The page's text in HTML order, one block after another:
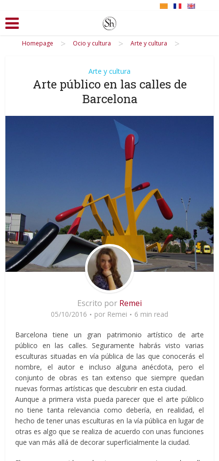
Homepage > Ocio y cultura > Arte y cultura >
Arte y cultura
Arte público en las calles de
Barcelona
Escrito por Remei
05/10/2016 por Remei 6 min read
Barcelona tiene un gran patrimonio artístico de arte
público en las calles. Seguramente habrás visto varias
esculturas situadas en vía pública de las que conocerás el
nombre, el autor e incluso alguna anécdota, pero el
conjunto de obras es tan extenso que siempre quedan
nuevas formas artísticas que descubrir en esta ciudad.
Aunque a primera vista pueda parecer que el arte público
no tiene tanta relevancia como debería, en realidad, el
hecho de tener unas esculturas en la vía pública en lugar de
otras es algo que se realiza de acuerdo con unas funciones
que van más allá de decorar superficialmente la ciudad.